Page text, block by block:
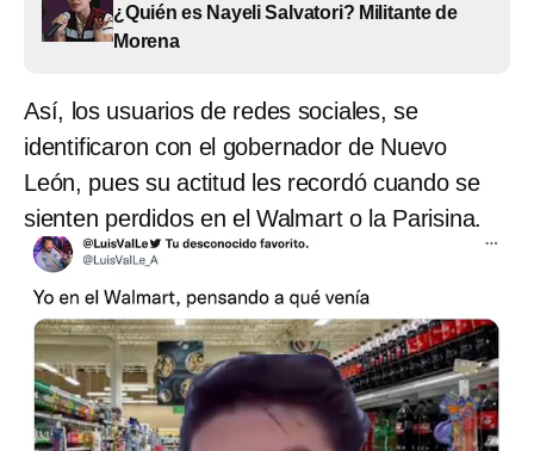
¿Quién es Nayeli Salvatori? Militante de
Morena
Así, los usuarios de redes sociales, se
identificaron con el gobernador de Nuevo
León, pues su actitud les recordó cuando se
sienten perdidos en el Walmart o la Parisina.